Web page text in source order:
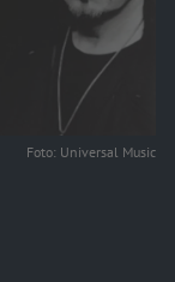
Foto: Universal Music